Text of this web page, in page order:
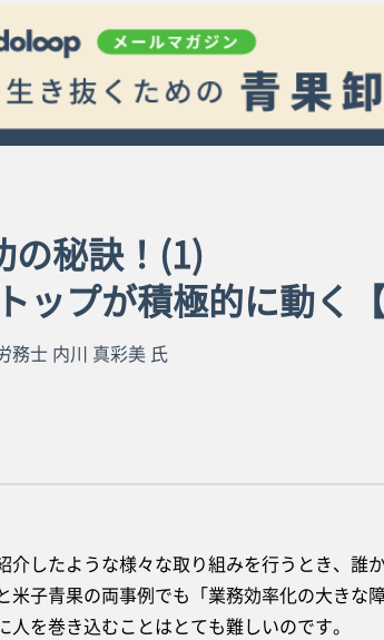
の秘訣！(1)
ップが積極的に動く
務士 内川 真彩美 氏
介したような様々な取り組みを行うとき、誰
米子青果の両事例でも「業務効率化の大きな
人を巻き込むことはとても難しいのです。